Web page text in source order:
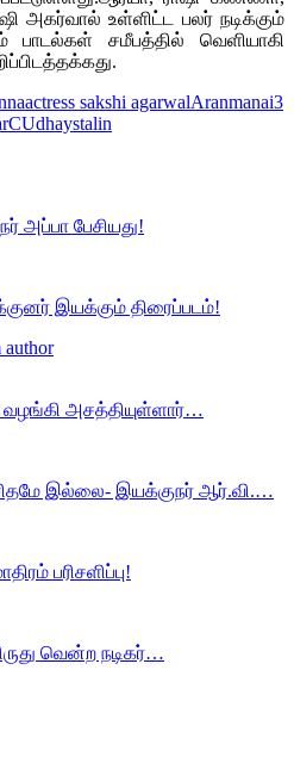
அகர்வால் உள்ளிட்ட பலர் நடிக்கும்
பாடல்கள் சமீபத்தில் வெளியாகி
actress sakshi agarwalAranmanai3
Udhaystalin
அப்பா பேசியது!
இயக்கும் திரைப்படம்!
author
வழங்கி அசத்தியுள்ளார்…
இல்லை- இயக்குநர் ஆர்.வி.…
பரிசளிப்பு!
வென்ற நடிகர்…